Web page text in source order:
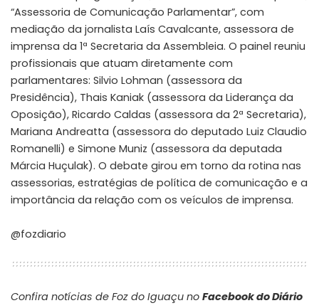
“Assessoria de Comunicação Parlamentar”, com
mediação da jornalista Laís Cavalcante, assessora de
imprensa da 1ª Secretaria da Assembleia. O painel reuniu
profissionais que atuam diretamente com
parlamentares: Silvio Lohman (assessora da
Presidência), Thais Kaniak (assessora da Liderança da
Oposição), Ricardo Caldas (assessora da 2ª Secretaria),
Mariana Andreatta (assessora do deputado Luiz Claudio
Romanelli) e Simone Muniz (assessora da deputada
Márcia Huçulak). O debate girou em torno da rotina nas
assessorias, estratégias de política de comunicação e a
importância da relação com os veículos de imprensa.
@fozdiario
Confira notícias de Foz do Iguaçu no Facebook do Diário